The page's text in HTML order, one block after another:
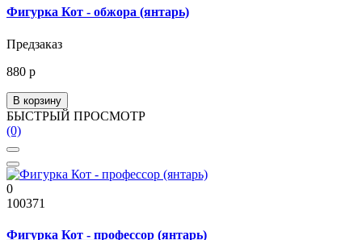
Фигурка Кот - обжора (янтарь)
Предзаказ
880 р
В корзину
БЫСТРЫЙ ПРОСМОТР
(0)
0
100371
Фигурка Кот - профессор (янтарь)